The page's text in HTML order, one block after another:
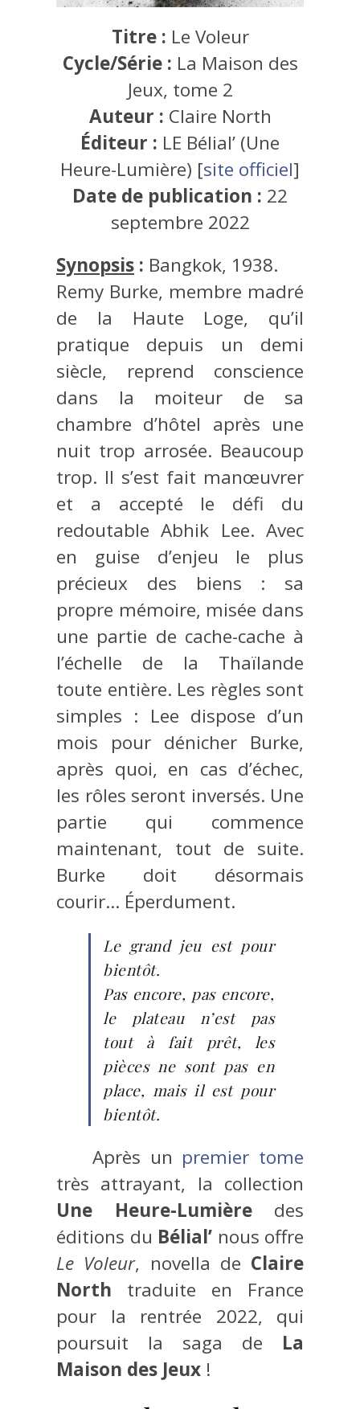
Titre : Le Voleur
Cycle/Série : La Maison des
Jeux, tome 2
Auteur : Claire North
Éditeur : LE Bélial’ (Une
Heure-Lumière) [site officiel]
Date de publication : 22
septembre 2022
Synopsis : Bangkok, 1938.
Remy Burke, membre madré
de la Haute Loge, qu’il
pratique depuis un demi
siècle, reprend conscience
dans la moiteur de sa
chambre d’hôtel après une
nuit trop arrosée. Beaucoup
trop. Il s’est fait manœuvrer
et a accepté le défi du
redoutable Abhik Lee. Avec
en guise d’enjeu le plus
précieux des biens : sa
propre mémoire, misée dans
une partie de cache-cache à
l’échelle de la Thaïlande
toute entière. Les règles sont
simples : Lee dispose d’un
mois pour dénicher Burke,
après quoi, en cas d’échec,
les rôles seront inversés. Une
partie qui commence
maintenant, tout de suite.
Burke doit désormais
courir… Éperdument.
Le grand jeu est pour
bientôt.
Pas encore, pas encore,
le plateau n’est pas
tout à fait prêt, les
pièces ne sont pas en
place, mais il est pour
bientôt.
Après un premier tome
très attrayant, la collection
Une Heure-Lumièredes
éditions du Bélial’ nous offre
Le Voleur, novella de Claire
North traduite en France
pour la rentrée 2022, qui
poursuit la saga de La
Maison des Jeux !